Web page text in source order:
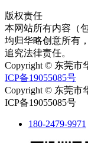
版权责任
本网站所有内容（
均归华略创意所有
追究法律责任。
Copyright © 东莞市
ICP备19055085号
Copyright © 东莞市
ICP备19055085号
180-2479-9971